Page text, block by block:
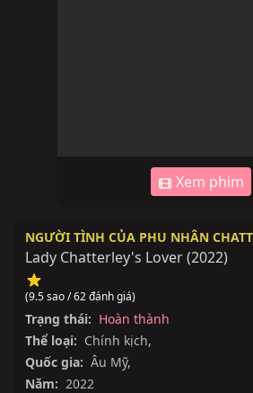
Xem phim
NGƯỜI TÌNH CỦA PHU NHÂN
Lady Chatterley's Lover(2022)
(9.5 sao / 62 đánh giá)
Trạng thái: Hoàn thành
Thể loại: Chính kịch,
Quốc gia: Âu Mỹ,
Năm: 2022